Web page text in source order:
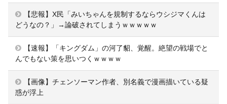
【悲報】X民「みいちゃんを規制するならウシジマくんは
どうなの？」→論破されてしまうｗｗｗｗｗ
【速報】「キングダム」の河了貂、覚醒。絶望の戦場でと
んでもない策を思いつくｗｗｗｗ
【画像】チェンソーマン作者、別名義で漫画描いている疑
惑が浮上